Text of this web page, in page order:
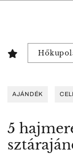
AJÁNDÉK
5